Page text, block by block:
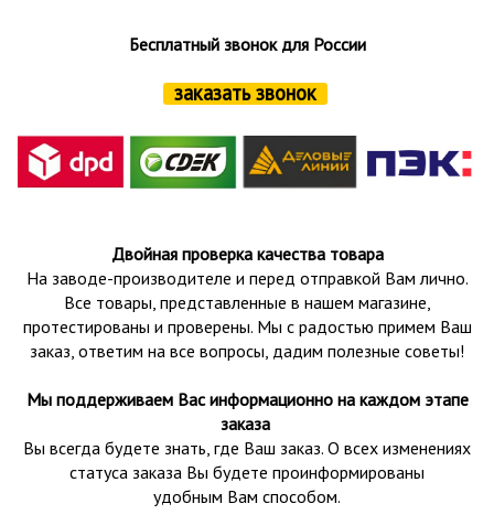
Бесплатный звонок для России
заказать звонок
Двойная проверка качества товара
На заводе-производителе и перед отправкой Вам лично.
Все товары, представленные в нашем магазине,
протестированы и проверены. Мы с радостью примем Ваш
заказ, ответим на все вопросы, дадим полезные советы!
Мы поддерживаем Вас информационно на каждом этапе
заказа
Вы всегда будете знать, где Ваш заказ. О всех изменениях
статуса заказа Вы будете проинформированы
удобным Вам способом.